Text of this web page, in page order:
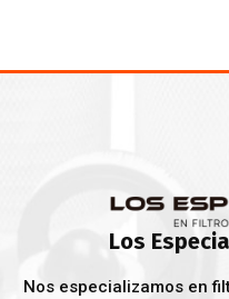
Los
Nos especializamos en